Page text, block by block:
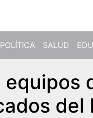
POLÍTICA SALUD
del